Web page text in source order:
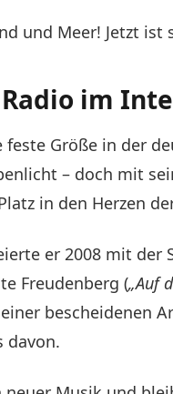
und Meer! Jetzt
im
Größe in der
– doch mit
in den Herzen
er 2008 mit der
Freudenberg („Auf
bescheidenen
davon.